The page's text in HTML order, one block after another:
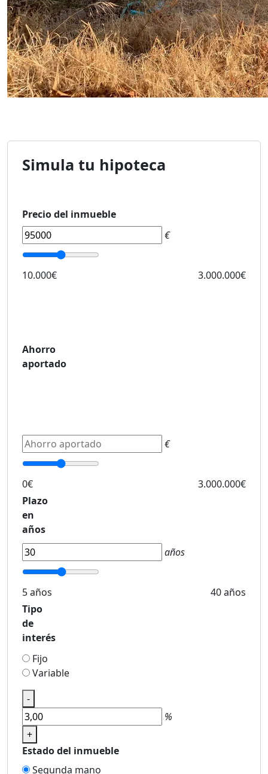
Simula tu hipoteca
Precio del inmueble
€
10.000€ 3.000.000€
Ahorro
aportado
€
0€
3.000.000€
Plazo
en
años
años
5 años
40 años
Tipo
de
interés
Fijo
Variable
-
%
+
Estado del inmueble
Segunda mano